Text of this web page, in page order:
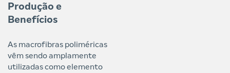
Produção e
Benefícios
As macrofibras poliméricas
vêm sendo amplamente
utilizadas como elemento